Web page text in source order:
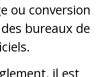
ou conversion
bureaux de
il est